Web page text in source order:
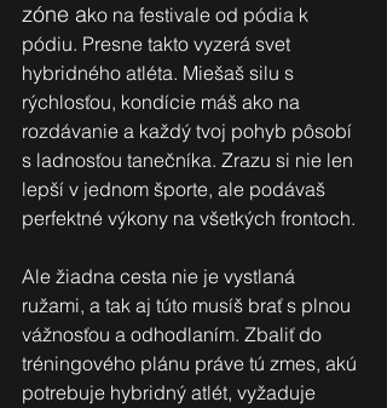
zóne ako na festivale od pódia k
pódiu. Presne takto vyzerá svet
hybridného atléta. Miešaš silu s
rýchlosťou, kondície máš ako na
rozdávanie a každý tvoj pohyb pôsobí
s ladnosťou tanečníka. Zrazu si nie len
lepší v jednom športe, ale podávaš
perfektné výkony na všetkých frontoch.
Ale žiadna cesta nie je vystlaná
ružami, a tak aj túto musíš brať s plnou
vážnosťou a odhodlaním. Zbaliť do
tréningového plánu práve tú zmes, akú
potrebuje hybridný atlét, vyžaduje